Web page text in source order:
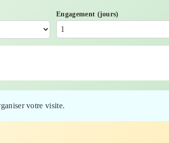
Engagement (jours)
votre visite.